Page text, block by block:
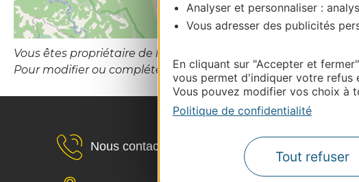
Analyser et personnaliser :
Vous adresser des publicités
En cliquant sur "Accepter et
vous permet d'indiquer votre refus
Vous pouvez modifier vos choix à
Politique de confidentialité
Tout refuser
Vous êtes propriétaire de l’établissement ou le gestionnaire
Pour modifier ou compléter cette fiche, merci de contacter
Nous contacter